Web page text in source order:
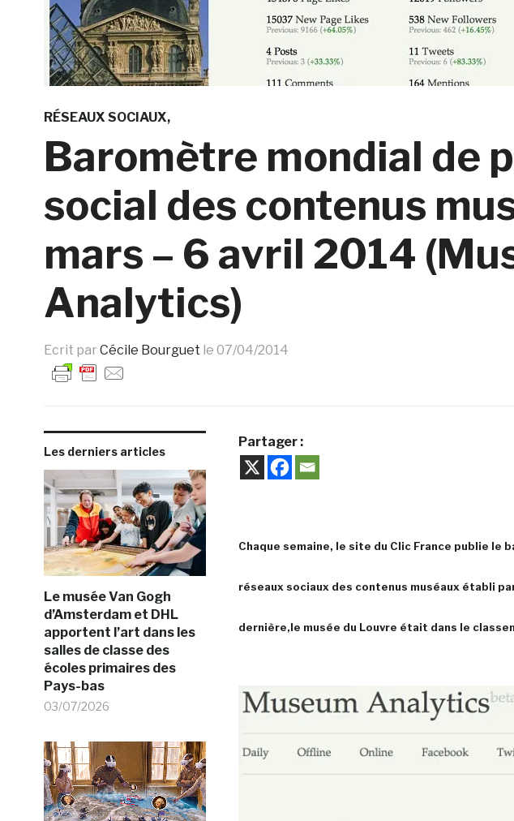
RÉSEAUX SOCIAUX
Baromètre mondial de
social des contenus
mars – 6 avril 2014
Analytics)
Ecrit par Cécile Bourguet le 07/04/2014
Les derniers articles
Le musée Van Gogh
d’Amsterdam et DHL
apportent l’art dans les
salles de classe des
écoles primaires des
Pays-bas
03/07/2026
Partager :
Chaque semaine, le site du Clic France publie le
réseaux sociaux des contenus muséaux établi
dernière,le musée du Louvre était dans le